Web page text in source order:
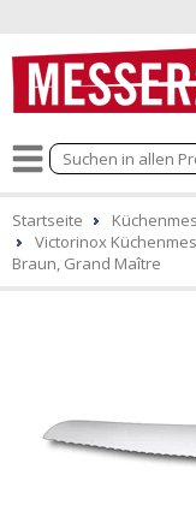
Startseite
Victorinox
Braun, Grand Maître